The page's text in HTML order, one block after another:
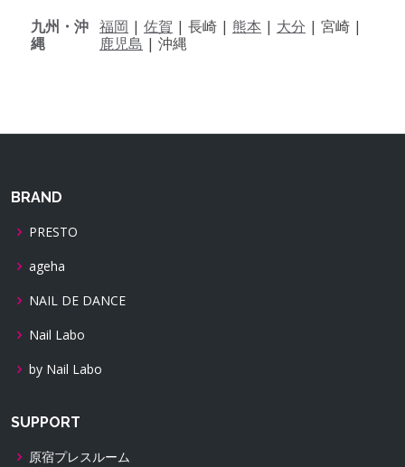
九州・沖
縄
福岡 | 佐賀 | 長崎 | 熊本 | 大分 | 宮崎 |
鹿児島 | 沖縄
BRAND
PRESTO
ageha
NAIL DE DANCE
Nail Labo
by Nail Labo
SUPPORT
原宿プレスルーム